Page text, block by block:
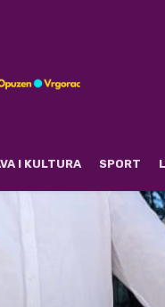
I KULTURA SPORT